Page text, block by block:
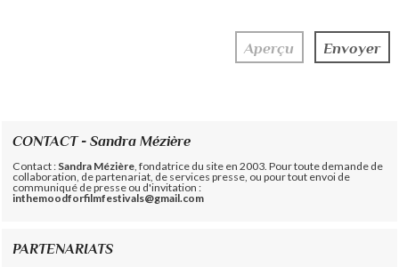
CONTACT - Sandra Mézière
Contact : Sandra Mézière , fondatrice du site en 2003. Pour toute demande de
collaboration, de partenariat, de services presse, ou pour tout envoi de
communiqué de presse ou d'invitation :
inthemoodforfilmfestivals@gmail.com
PARTENARIATS